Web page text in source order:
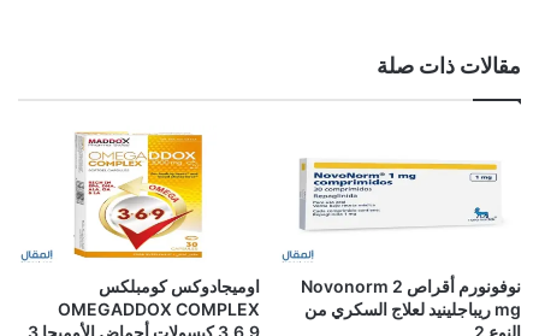
مقالات ذات صلة
نوفونورم أقراص Novonorm 2
mg ريباجلينيد لعلاج السكري من
النوع 2
اوميجادوكس كومبلكس
OMEGADDOX COMPLEX
3,6,9 كبسولات أحماض الأوميجا 3